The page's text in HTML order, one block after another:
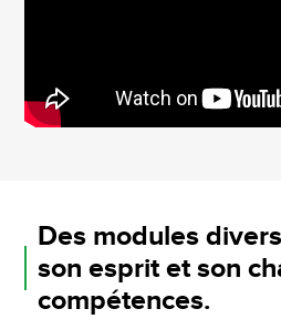
Des modules
son esprit et son
compétences.